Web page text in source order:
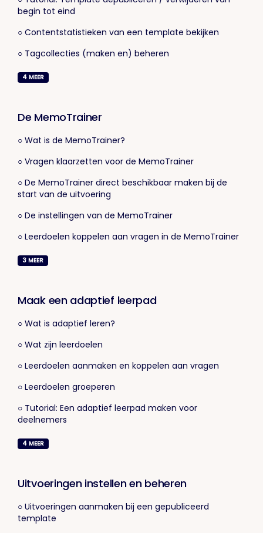
begin tot eind
○ Contentstatistieken van een template bekijken
○ Tagcollecties (maken en) beheren
4 MEER
De MemoTrainer
○ Wat is de MemoTrainer?
○ Vragen klaarzetten voor de MemoTrainer
○ De MemoTrainer direct beschikbaar maken bij de
start van de uitvoering
○ De instellingen van de MemoTrainer
○ Leerdoelen koppelen aan vragen in de MemoTrainer
3 MEER
Maak een adaptief leerpad
○ Wat is adaptief leren?
○ Wat zijn leerdoelen
○ Leerdoelen aanmaken en koppelen aan vragen
○ Leerdoelen groeperen
○ Tutorial: Een adaptief leerpad maken voor
deelnemers
4 MEER
Uitvoeringen instellen en beheren
○ Uitvoeringen aanmaken bij een gepubliceerd
template